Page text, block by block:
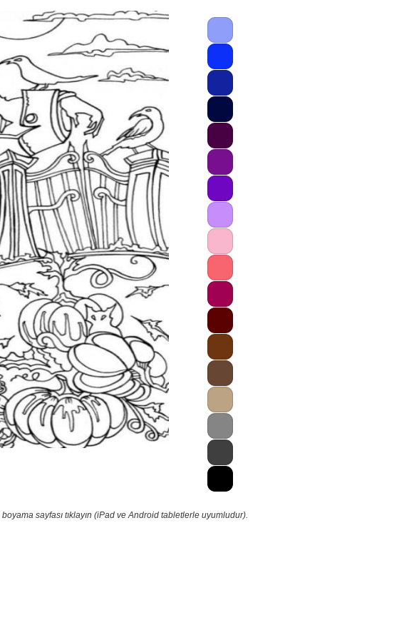
boyama sayfası tıklayın (iPad ve Android tabletlerle uyumludur).